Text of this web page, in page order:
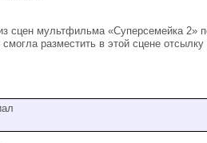
сцен мультфильма «Суперсемейка 2»
смогла разместить в этой сцене